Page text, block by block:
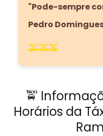
"Pode-sempre
Pedro
🚕🚕🚕
🚖
Horários da